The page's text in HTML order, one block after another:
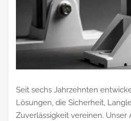
Seit sechs Jahrzehnten
Lösungen, die Sicherheit,
Zuverlässigkeit vereinen. Unser